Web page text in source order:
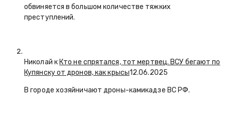
обвиняется в большом количестве тяжких
преступлений.
Николай к Кто не спрятался, тот мертвец. ВСУ бегают по
Купянску от дронов, как крысы12.06.2025
В городе хозяйничают дроны-камикадзе ВС РФ.